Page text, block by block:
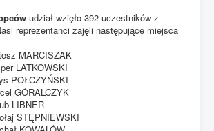
udział wzięło 392 uczestników z
reprezentanci zajęli następujące miejsca
MARCISZAK
LATKOWSKI
POŁCZYŃSKI
GÓRALCZYK
LIBNER
STĘPNIEWSKI